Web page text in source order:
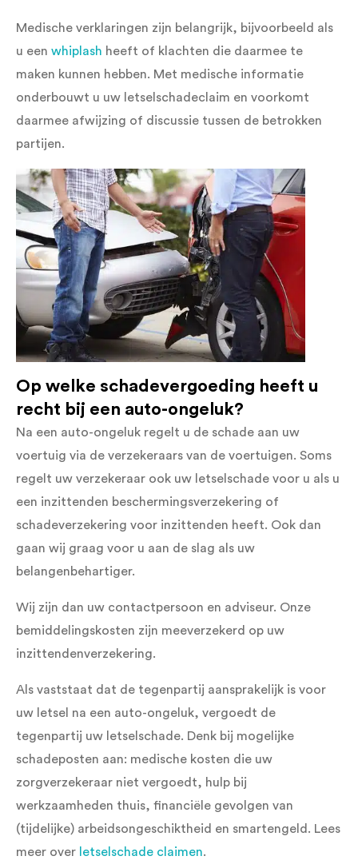
Medische verklaringen zijn belangrijk, bijvoorbeeld als
u een whiplash heeft of klachten die daarmee te
maken kunnen hebben. Met medische informatie
onderbouwt u uw letselschadeclaim en voorkomt
daarmee afwijzing of discussie tussen de betrokken
partijen.
Op welke schadevergoeding heeft u
recht bij een auto-ongeluk?
Na een auto-ongeluk regelt u de schade aan uw
voertuig via de verzekeraars van de voertuigen. Soms
regelt uw verzekeraar ook uw letselschade voor u als u
een inzittenden beschermingsverzekering of
schadeverzekering voor inzittenden heeft. Ook dan
gaan wij graag voor u aan de slag als uw
belangenbehartiger.
Wij zijn dan uw contactpersoon en adviseur. Onze
bemiddelingskosten zijn meeverzekerd op uw
inzittendenverzekering.
Als vaststaat dat de tegenpartij aansprakelijk is voor
uw letsel na een auto-ongeluk, vergoedt de
tegenpartij uw letselschade. Denk bij mogelijke
schadeposten aan: medische kosten die uw
zorgverzekeraar niet vergoedt, hulp bij
werkzaamheden thuis, financiële gevolgen van
(tijdelijke) arbeidsongeschiktheid en smartengeld. Lees
meer over letselschade claimen.